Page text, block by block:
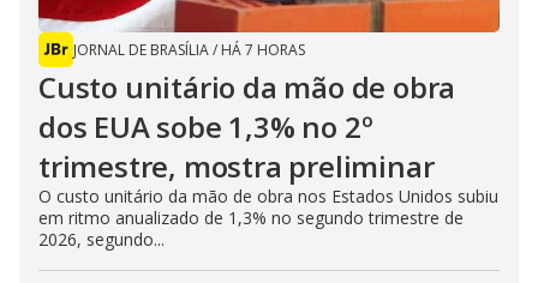
JORNAL DE BRASÍLIA/ HÁ 7 HORAS
Custo unitário da mão de obra
dos EUA sobe 1,3% no 2º
trimestre, mostra preliminar
O custo unitário da mão de obra nos Estados Unidos subiu
em ritmo anualizado de 1,3% no segundo trimestre de
2026, segundo...